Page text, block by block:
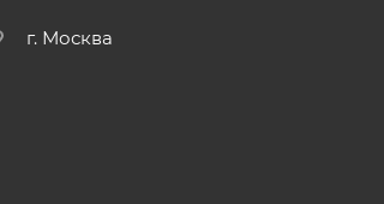
г. Москва